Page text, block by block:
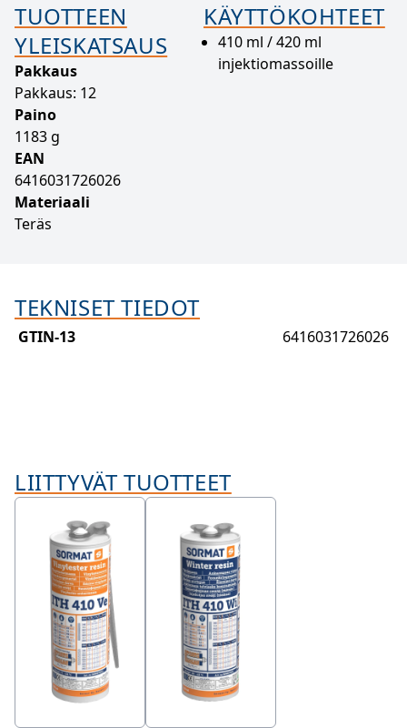
TUOTTEEN
YLEISKATSAUS
Pakkaus
Pakkaus: 12
Paino
1183 g
EAN
6416031726026
Materiaali
Teräs
KÄYTTÖKOHTEET
410 ml / 420 ml
injektiomassoille
TEKNISET TIEDOT
GTIN-13 6416031726026
LIITTYVÄT TUOTTEET